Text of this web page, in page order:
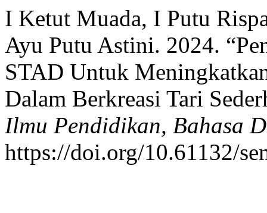
I Ketut Muada, I Putu
Ayu Putu Astini. 2024.
STAD Untuk
Dalam Berkreasi Tari
Ilmu Pendidikan, Bahasa
https://doi.org/10.61132/